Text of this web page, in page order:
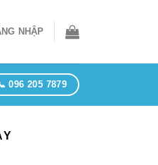
NHẬP
096 205 7879